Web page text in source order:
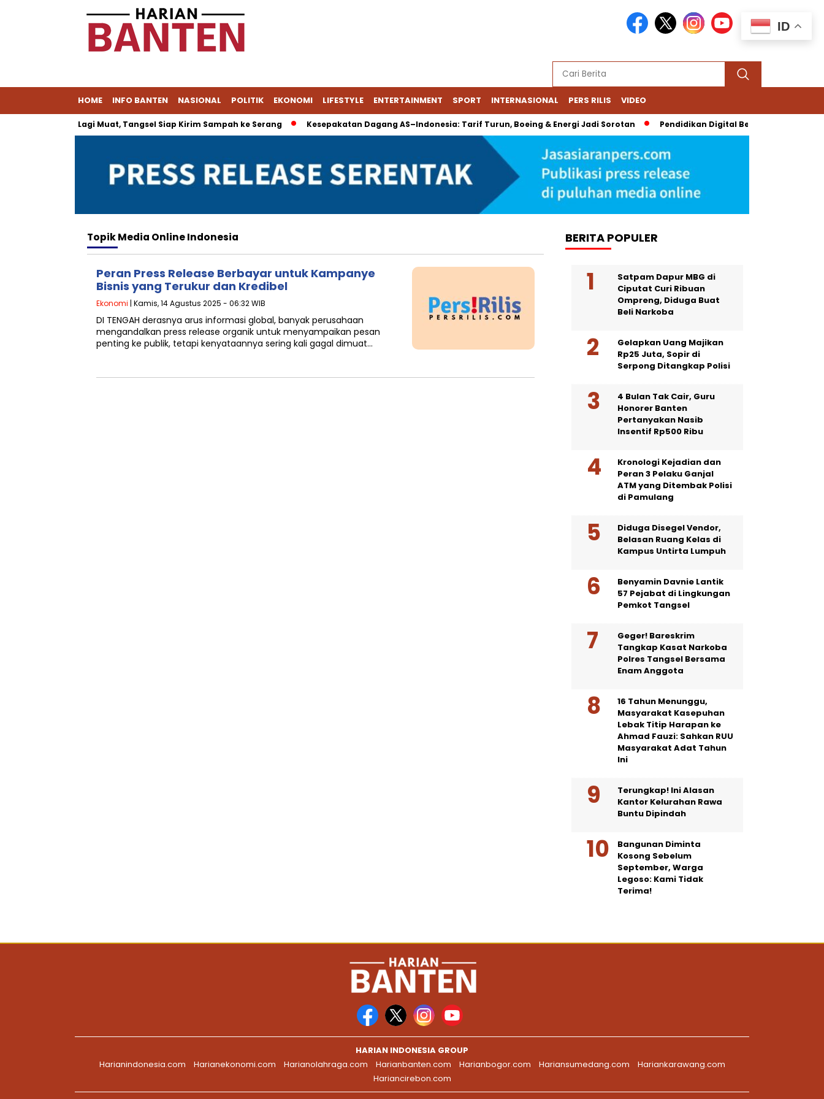
HOME INFO BANTEN NASIONAL POLITIK EKONOMI LIFESTYLE ENTERTAINMENT SPORT INTERNASIONAL PERS RILIS VIDEO
Tak Lagi Muat, Tangsel Siap Kirim Sampah ke Serang Kesepakatan Dagang AS–Indonesia: Tarif Turun, Boeing & Energi Jadi Sorotan Pendidikan Digital Bernoda:
TopikMedia Online Indonesia
Peran Press Release Berbayar untuk Kampanye
Bisnis yang Terukur dan Kredibel
Ekonomi | Kamis, 14 Agustus 2025 - 06:32 WIB
DI TENGAH derasnya arus informasi global, banyak perusahaan
mengandalkan press release organik untuk menyampaikan pesan
penting ke publik, tetapi kenyataannya sering kali gagal dimuat…
BERITA POPULER
Satpam Dapur MBG di
Ciputat Curi Ribuan
Ompreng, Diduga Buat
Beli Narkoba
Gelapkan Uang Majikan
Rp25 Juta, Sopir di
Serpong Ditangkap Polisi
4 Bulan Tak Cair, Guru
Honorer Banten
Pertanyakan Nasib
Insentif Rp500 Ribu
Kronologi Kejadian dan
Peran 3 Pelaku Ganjal
ATM yang Ditembak Polisi
di Pamulang
Diduga Disegel Vendor,
Belasan Ruang Kelas di
Kampus Untirta Lumpuh
Benyamin Davnie Lantik
57 Pejabat di Lingkungan
Pemkot Tangsel
Geger! Bareskrim
Tangkap Kasat Narkoba
Polres Tangsel Bersama
Enam Anggota
16 Tahun Menunggu,
Masyarakat Kasepuhan
Lebak Titip Harapan ke
Ahmad Fauzi: Sahkan RUU
Masyarakat Adat Tahun
Ini
Terungkap! Ini Alasan
Kantor Kelurahan Rawa
Buntu Dipindah
Bangunan Diminta
Kosong Sebelum
September, Warga
Legoso: Kami Tidak
Terima!
ID
HARIAN INDONESIA GROUP
Harianindonesia.com
Harianekonomi.com Harianolahraga.com Harianbanten.com Harianbogor.com Hariansumedang.com
Hariankarawang.com
Hariancirebon.com